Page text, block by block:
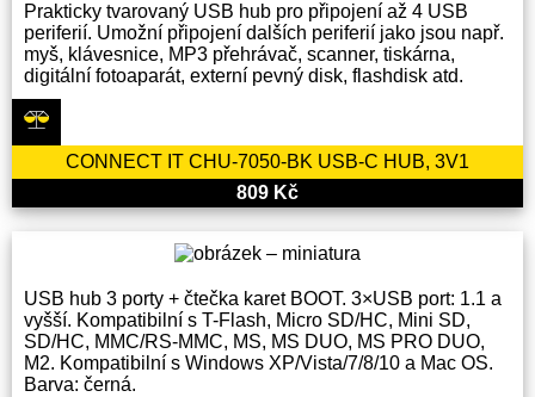
Prakticky tvarovaný USB hub pro připojení až 4 USB
periferií. Umožní připojení dalších periferií jako jsou např.
myš, klávesnice, MP3 přehrávač, scanner, tiskárna,
digitální fotoaparát, externí pevný disk, flashdisk atd.
CONNECT IT CHU-7050-BK USB-C HUB, 3V1
809 Kč
USB hub 3 porty + čtečka karet BOOT. 3×USB port: 1.1 a
vyšší. Kompatibilní s T-Flash, Micro SD/HC, Mini SD,
SD/HC, MMC/RS-MMC, MS, MS DUO, MS PRO DUO,
M2. Kompatibilní s Windows XP/Vista/7/8/10 a Mac OS.
Barva: černá.